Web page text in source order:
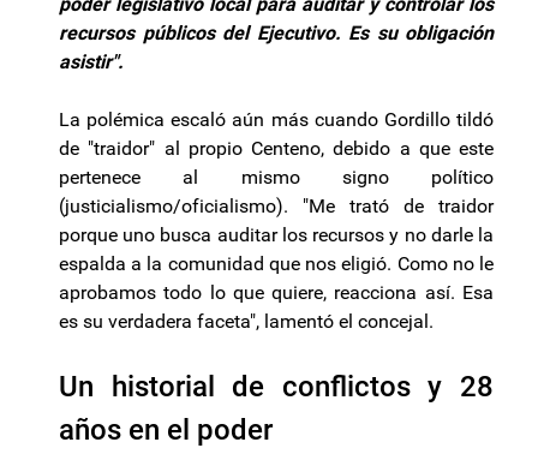
recursos públicos del Ejecutivo. Es su obligación
asistir".
La polémica escaló aún más cuando Gordillo tildó
de "traidor" al propio Centeno, debido a que este
pertenece al mismo signo político
(justicialismo/oficialismo). "Me trató de traidor
porque uno busca auditar los recursos y no darle la
espalda a la comunidad que nos eligió. Como no le
aprobamos todo lo que quiere, reacciona así. Esa
es su verdadera faceta", lamentó el concejal.
Un historial de conflictos y 28
años en el poder